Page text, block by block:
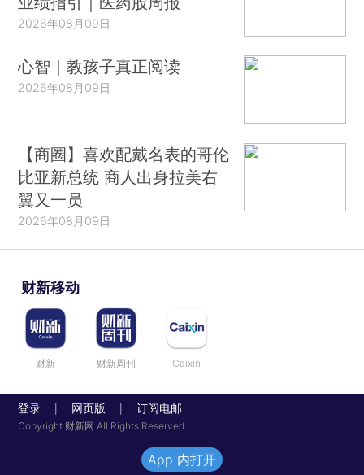
2026年08月09日
心智｜教孩子真正阅读
2026年08月09日
【商圈】喜欢配戴名表的哥伦
比亚新总统 商人出身拉美右
翼又一员
2026年08月09日
财新移动
财新 财新周刊 Caixin
登录 网页版 订阅电邮
Copyright 财新网 All Rights Reserved
App 内打开